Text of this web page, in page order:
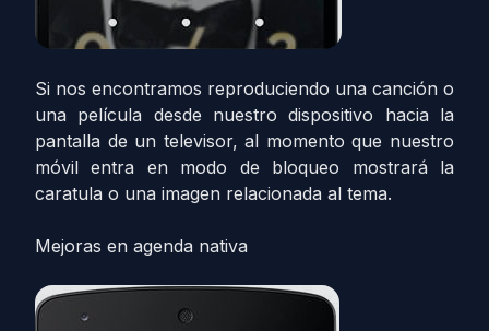
Si nos encontramos reproduciendo una canción o
una película desde nuestro dispositivo hacia la
pantalla de un televisor, al momento que nuestro
móvil entra en modo de bloqueo mostrará la
caratula o una imagen relacionada al tema.
Mejoras en agenda nativa